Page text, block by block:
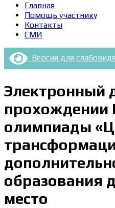
Главная
Помощь участнику
Контакты
СМИ
Версия для
Электронный
прохождении
олимпиады
образования
место